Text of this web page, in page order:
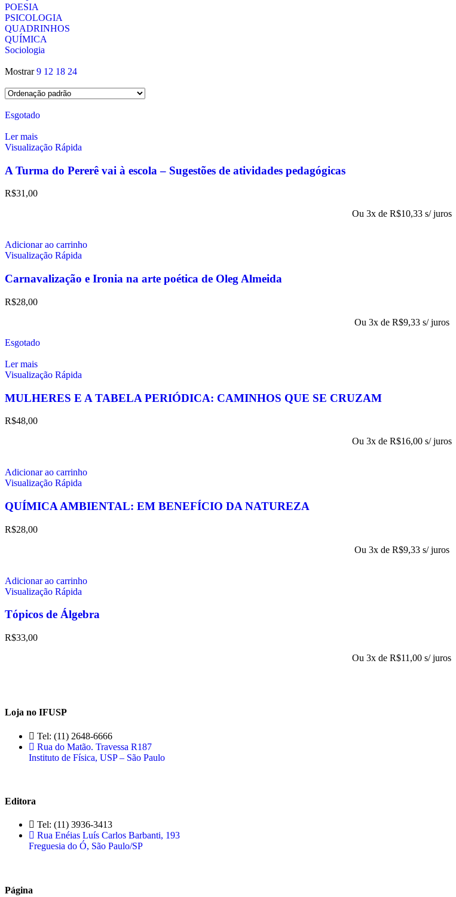
POESIA
PSICOLOGIA
QUADRINHOS
QUÍMICA
Sociologia
Mostrar9 12 18 24
Esgotado
Ler mais
Visualização Rápida
A Turma do Pererê vai à escola – Sugestões de atividades pedagógicas
R$31,00
Ou 3x de R$10,33 s/ juros
Adicionar ao carrinho
Visualização Rápida
Carnavalização e Ironia na arte poética de Oleg Almeida
R$28,00
Ou 3x de R$9,33 s/ juros
Esgotado
Ler mais
Visualização Rápida
MULHERES E A TABELA PERIÓDICA: CAMINHOS QUE SE CRUZAM
R$48,00
Ou 3x de R$16,00 s/ juros
Adicionar ao carrinho
Visualização Rápida
QUÍMICA AMBIENTAL: EM BENEFÍCIO DA NATUREZA
R$28,00
Ou 3x de R$9,33 s/ juros
Adicionar ao carrinho
Visualização Rápida
Tópicos de Álgebra
R$33,00
Ou 3x de R$11,00 s/ juros
Loja no IFUSP
Tel: (11) 2648-6666
Rua do Matão. Travessa R187
Instituto de Física, USP – São Paulo
Editora
Tel: (11) 3936-3413
Rua Enéias Luís Carlos Barbanti, 193
Freguesia do Ó, São Paulo/SP
Página